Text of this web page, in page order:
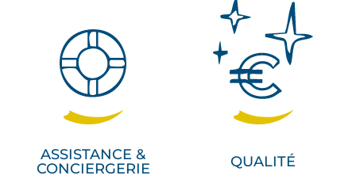
ASSISTANCE &
CONCIERGERIE
QUALITÉ